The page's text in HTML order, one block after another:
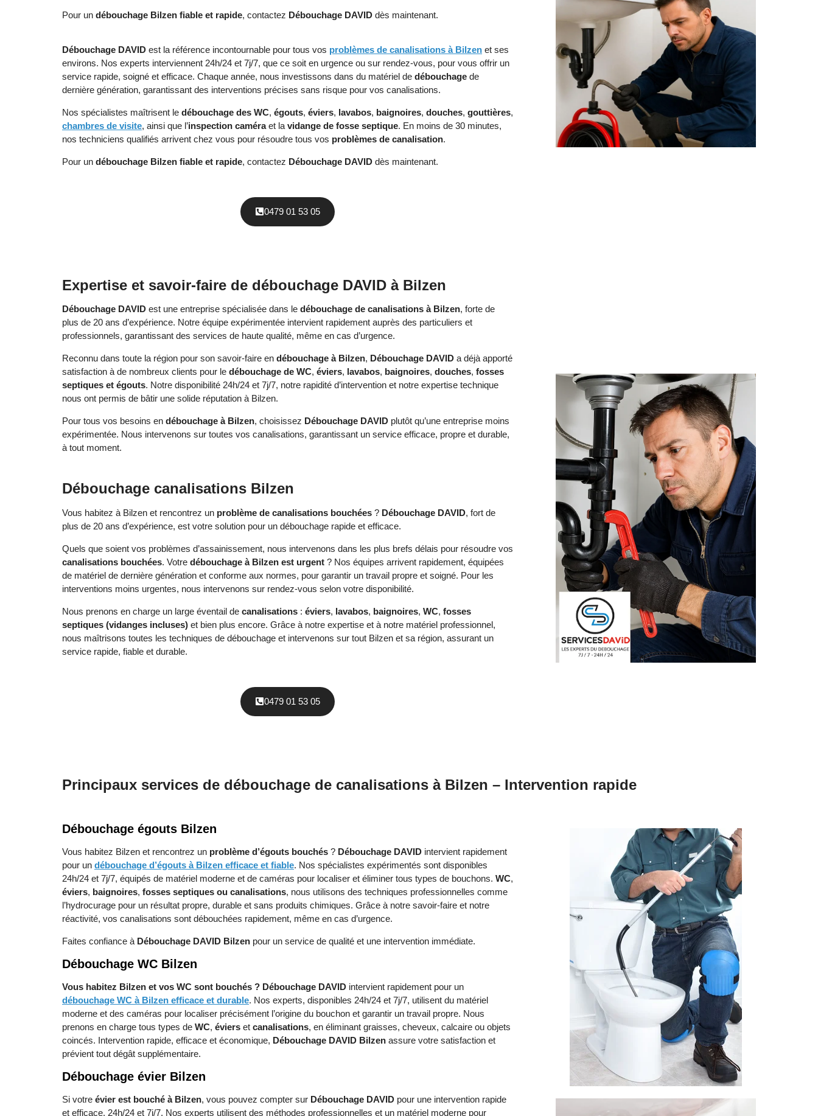
Pour un débouchage Bilzen fiable et rapide, contactez Débouchage DAVID dès maintenant.
Débouchage DAVID est la référence incontournable pour tous vos problèmes de canalisations à Bilzen et ses
environs. Nos experts interviennent 24h/24 et 7j/7, que ce soit en urgence ou sur rendez-vous, pour vous offrir un
service rapide, soigné et efficace. Chaque année, nous investissons dans du matériel de débouchage de
dernière génération, garantissant des interventions précises sans risque pour vos canalisations.
Nos spécialistes maîtrisent le débouchage des WC, égouts, éviers, lavabos, baignoires, douches, gouttières,
chambres de visite, ainsi que l’inspection caméraet la vidange de fosse septique. En moins de 30 minutes,
nos techniciens qualifiés arrivent chez vous pour résoudre tous vos problèmes de canalisation.
Pour un débouchage Bilzen fiable et rapide, contactez Débouchage DAVID dès maintenant.
0479 01 53 05
Expertise et savoir-faire de débouchage DAVID à Bilzen
Débouchage DAVID est une entreprise spécialisée dans le débouchage de canalisations à Bilzen, forte de
plus de 20 ans d’expérience. Notre équipe expérimentée intervient rapidement auprès des particuliers et
professionnels, garantissant des services de haute qualité, même en cas d’urgence.
Reconnu dans toute la région pour son savoir-faire en débouchage à Bilzen, Débouchage DAVID a déjà apporté
satisfaction à de nombreux clients pour le débouchage de WC, éviers, lavabos, baignoires, douches, fosses
septiques et égouts. Notre disponibilité 24h/24 et 7j/7, notre rapidité d’intervention et notre expertise technique
nous ont permis de bâtir une solide réputation à Bilzen.
Pour tous vos besoins en débouchage à Bilzen, choisissez Débouchage DAVID plutôt qu’une entreprise moins
expérimentée. Nous intervenons sur toutes vos canalisations, garantissant un service efficace, propre et durable,
à tout moment.
Débouchage canalisations Bilzen
Vous habitez à Bilzen et rencontrez un problème de canalisations bouchées ? Débouchage DAVID, fort de
plus de 20 ans d’expérience, est votre solution pour un débouchage rapide et efficace.
Quels que soient vos problèmes d’assainissement, nous intervenons dans les plus brefs délais pour résoudre vos
canalisations bouchées. Votre débouchage à Bilzen est urgent ? Nos équipes arrivent rapidement, équipées
de matériel de dernière génération et conforme aux normes, pour garantir un travail propre et soigné. Pour les
interventions moins urgentes, nous intervenons sur rendez-vous selon votre disponibilité.
Nous prenons en charge un large éventail de canalisations : éviers, lavabos, baignoires, WC, fosses
septiques (vidanges incluses) et bien plus encore. Grâce à notre expertise et à notre matériel professionnel,
nous maîtrisons toutes les techniques de débouchage et intervenons sur tout Bilzen et sa région, assurant un
service rapide, fiable et durable.
0479 01 53 05
Principaux services de débouchage de canalisations à Bilzen – Intervention rapide
Débouchage égouts Bilzen
Vous habitez Bilzen et rencontrez un problème d’égouts bouchés ? Débouchage DAVID intervient rapidement
pour un débouchage d’égouts à Bilzen efficace et fiable. Nos spécialistes expérimentés sont disponibles
24h/24 et 7j/7, équipés de matériel moderne et de caméras pour localiser et éliminer tous types de bouchons. WC,
éviers, baignoires, fosses septiques ou canalisations, nous utilisons des techniques professionnelles comme
l’hydrocurage pour un résultat propre, durable et sans produits chimiques. Grâce à notre savoir-faire et notre
réactivité, vos canalisations sont débouchées rapidement, même en cas d’urgence.
Faites confiance à Débouchage DAVID Bilzen pour un service de qualité et une intervention immédiate.
Débouchage WC Bilzen
Vous habitez Bilzen et vos WC sont bouchés ? Débouchage DAVID intervient rapidement pour un
débouchage WC à Bilzen efficace et durable. Nos experts, disponibles 24h/24 et 7j/7, utilisent du matériel
moderne et des caméras pour localiser précisément l’origine du bouchon et garantir un travail propre. Nous
prenons en charge tous types de WC, éviers et canalisations, en éliminant graisses, cheveux, calcaire ou objets
coincés. Intervention rapide, efficace et économique, Débouchage DAVID Bilzen assure votre satisfaction et
prévient tout dégât supplémentaire.
Débouchage évier Bilzen
Si votre évier est bouché à Bilzen, vous pouvez compter sur Débouchage DAVID pour une intervention rapide
et efficace, 24h/24 et 7j/7. Nos experts utilisent des méthodes professionnelles et un matériel moderne pour